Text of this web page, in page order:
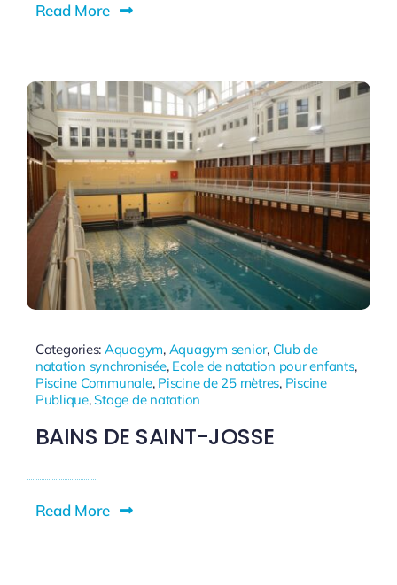
Read More
Categories: Aquagym, Aquagym senior, Club de
natation synchronisée, Ecole de natation pour enfants,
Piscine Communale, Piscine de 25 mètres, Piscine
Publique,Stage de natation
BAINS DE SAINT-JOSSE
Read More